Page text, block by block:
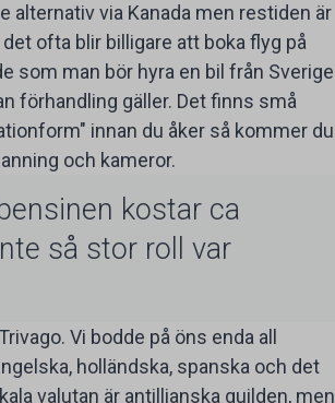
alternativ via Kanada men restiden är
ofta blir billigare att boka flyg på
som man bör hyra en bil från Sverige
förhandling gäller. Det finns små
innan du åker så kommer du
och kameror.
kostar ca
så stor roll var
Vi bodde på öns enda all
holländska, spanska och det
valutan är antillianska guilden, men